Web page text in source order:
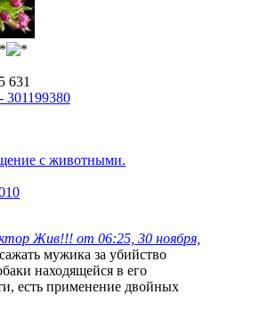
631
с животными.
Жив!!! от 06:25, 30 ноября,
мужика за убийство
находящейся в его
есть применение двойных